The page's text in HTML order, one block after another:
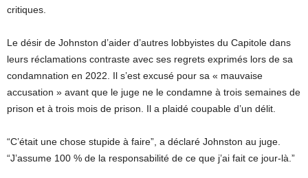
critiques.
Le désir de Johnston d’aider d’autres lobbyistes du Capitole dans
leurs réclamations contraste avec ses regrets exprimés lors de sa
condamnation en 2022. Il s’est excusé pour sa « mauvaise
accusation » avant que le juge ne le condamne à trois semaines de
prison et à trois mois de prison. Il a plaidé coupable d’un délit.
“C’était une chose stupide à faire”, a déclaré Johnston au juge.
“J’assume 100 % de la responsabilité de ce que j’ai fait ce jour-là.”